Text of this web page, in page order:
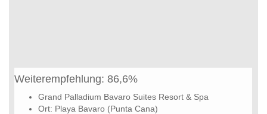
Weiterempfehlung: 86,6%
Grand Palladium Bavaro Suites Resort & Spa
Ort: Playa Bavaro (Punta Cana)